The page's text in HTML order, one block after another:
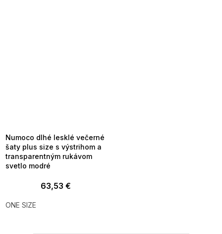
Numoco dlhé lesklé večerné
šaty plus size s výstrihom a
transparentným rukávom
svetlo modré
63,53 €
ONE SIZE